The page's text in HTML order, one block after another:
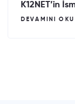
K12NET’in
DEVAMINI OKU